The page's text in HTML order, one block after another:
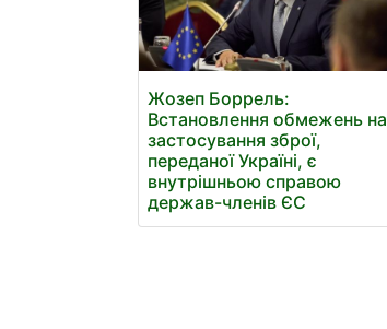
Жозеп Боррель:
Встановлення обмежень на
застосування зброї,
переданої Україні, є
внутрішньою справою
держав-членів ЄС